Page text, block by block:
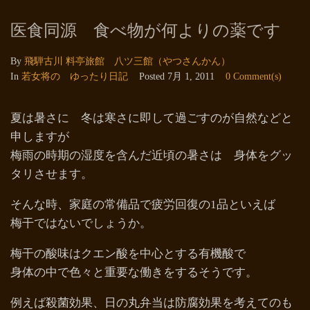
医食同源 食べ物が何よりの薬です
By 飛騨古川 料亭旅館 八ツ三館（やつさんかん）
In 若女将の ゆったり日記 Posted 7月 1, 2011 0 Comment(s)
夏は暑さに 冬は寒さに即して過ごすのが自然などと
申しますが
梅雨の時期の湿度を含んだ近頃の暑さは 身体をグッ
タリさせます。
そんな時、家庭の常備品で疲労回復の1品といえば
梅干ではないでしょうか。
梅干の酸味はクエン酸を中心とする有機酸で
身体の中で色々と重要な働きをするそうです。
例えば殺菌効果、日の丸弁当は防腐効果を考えてのも